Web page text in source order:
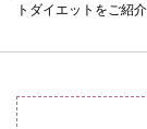
トダイエットをご紹介